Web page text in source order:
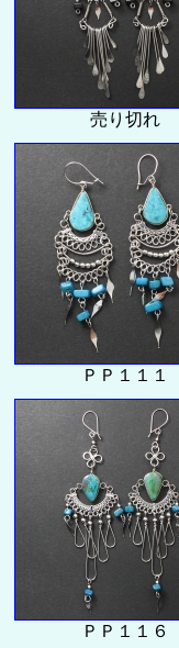
売り切れ
ＰＰ１１１
ＰＰ１１６